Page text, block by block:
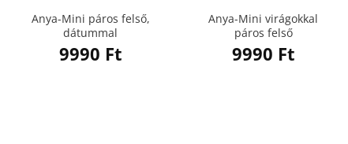
Anya-Mini páros felső,
dátummal
9990 Ft
Anya-Mini virágokkal
páros felső
9990 Ft